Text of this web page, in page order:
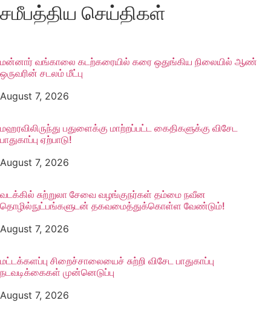
சமீபத்திய செய்திகள்
மன்னார் வங்காலை கடற்கரையில் கரை ஒதுங்கிய நிலையில் ஆண்
ஒருவரின் சடலம் மீட்பு
August 7, 2026
மஹரவிலிருந்து பதுளைக்கு மாற்றப்பட்ட கைதிகளுக்கு விசேட
பாதுகாப்பு ஏற்பாடு!
August 7, 2026
வடக்கில் சுற்றுலா சேவை வழங்குநர்கள் தம்மை நவீன
தொழில்நுட்பங்களுடன் தகவமைத்துக்கொள்ள வேண்டும்!
August 7, 2026
மட்டக்களப்பு சிறைச்சாலையைச் சுற்றி விசேட பாதுகாப்பு
நடவடிக்கைகள் முன்னெடுப்பு
August 7, 2026